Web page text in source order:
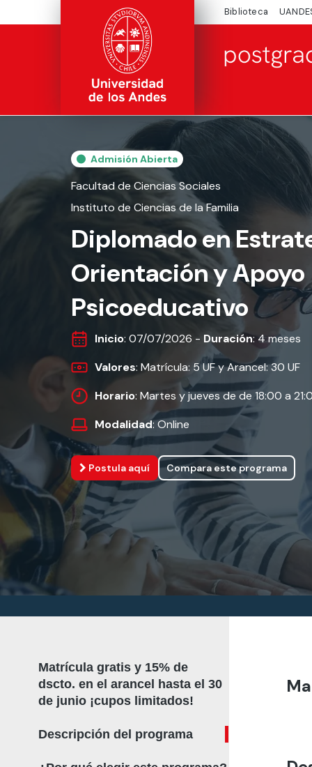
Biblioteca
Admisión Abierta
Facultad de Ciencias Sociales
Instituto de Ciencias de la Familia
Diplomado en
Orientación y Apoyo
Psicoeducativo
Inicio: 07/07/2026 - Duración: 4 meses
Valores: Matrícula: 5 UF y Arancel: 30 UF
Horario: Martes y jueves de de 18:00 a
Modalidad: Online
Postula aquí Compara este programa
Matrícula gratis y 15% de
dscto. en el arancel hasta el 30
de junio ¡cupos limitados!
Descripción del programa